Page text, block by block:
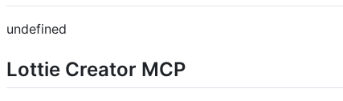
undefined
Lottie Creator MCP